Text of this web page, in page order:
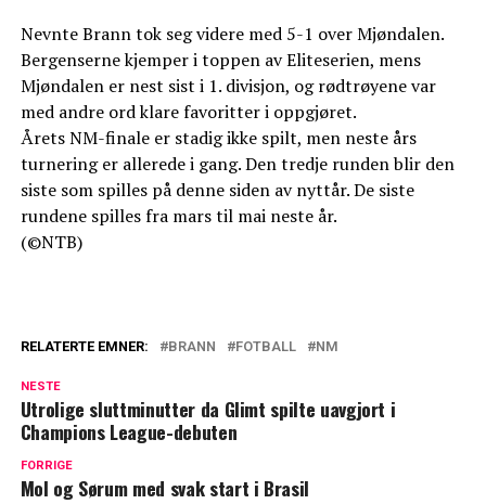
Nevnte Brann tok seg videre med 5-1 over Mjøndalen.
Bergenserne kjemper i toppen av Eliteserien, mens
Mjøndalen er nest sist i 1. divisjon, og rødtrøyene var
med andre ord klare favoritter i oppgjøret.
Årets NM-finale er stadig ikke spilt, men neste års
turnering er allerede i gang. Den tredje runden blir den
siste som spilles på denne siden av nyttår. De siste
rundene spilles fra mars til mai neste år.
(©NTB)
RELATERTE EMNER: BRANN FOTBALL NM
NESTE
Utrolige sluttminutter da Glimt spilte uavgjort i
Champions League-debuten
FORRIGE
Mol og Sørum med svak start i Brasil